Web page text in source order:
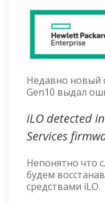
Недавно новый
Gen10 выдал
iLO detected
Services
Непонятно что
будем
средствами iLO.